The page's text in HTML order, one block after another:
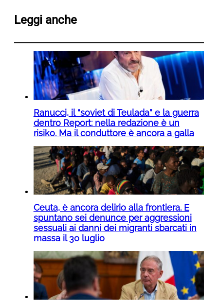
Leggi anche
Ranucci, il “soviet di Teulada” e la guerra
dentro Report: nella redazione è un
risiko. Ma il conduttore è ancora a galla
Ceuta, è ancora delirio alla frontiera. E
spuntano sei denunce per aggressioni
sessuali ai danni dei migranti sbarcati in
massa il 30 luglio